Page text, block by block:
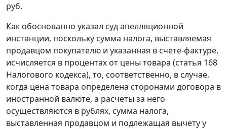
руб.
Как обоснованно указал суд апелляционной
инстанции, поскольку сумма налога, выставляемая
продавцом покупателю и указанная в счете-фактуре,
исчисляется в процентах от цены товара (статья 168
Налогового кодекса), то, соответственно, в случае,
когда цена товара определена сторонами договора в
иностранной валюте, а расчеты за него
осуществляются в рублях, сумма налога,
выставленная продавцом и подлежащая вычету у